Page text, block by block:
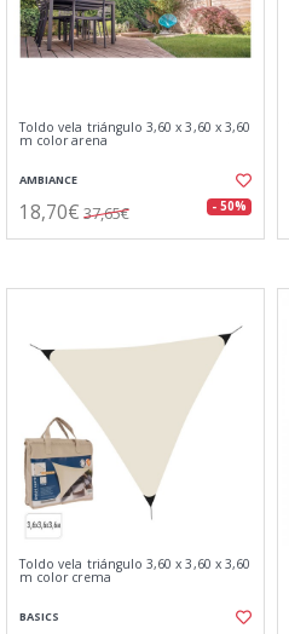
Toldo vela triángulo 3,60 x 3,60 x 3,60
m color arena
AMBIANCE
18,70€ 37,65€ - 50%
Toldo vela triángulo 3,60 x 3,60 x 3,60
m color crema
BASICS